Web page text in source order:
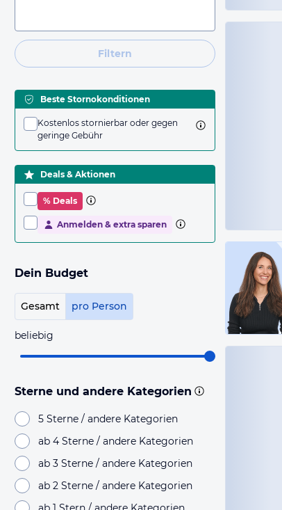
Filtern
Beste Stornokonditionen
Kostenlos stornierbar oder gegen
geringe Gebühr
Deals & Aktionen
% Deals
Anmelden & extra sparen
Dein Budget
Gesamt pro Person
beliebig
Sterne und andere Kategorien
5 Sterne / andere Kategorien
ab 4 Sterne / andere Kategorien
ab 3 Sterne / andere Kategorien
ab 2 Sterne / andere Kategorien